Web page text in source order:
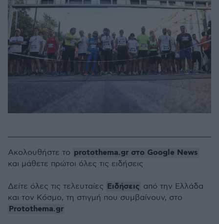
Ακολουθήστε το protothema.gr στο Google News
και μάθετε πρώτοι όλες τις ειδήσεις
Δείτε όλες τις τελευταίες Ειδήσεις από την Ελλάδα
και τον Κόσμο, τη στιγμή που συμβαίνουν, στο
Protothema.gr